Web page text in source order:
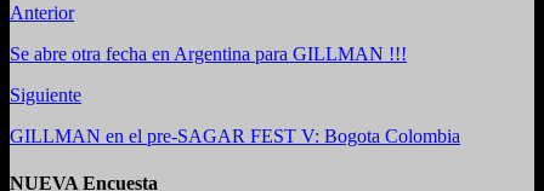
Anterior
Se abre otra fecha en Argentina para GILLMAN !!!
Siguiente
GILLMAN en el pre-SAGAR FEST V: Bogota Colombia
NUEVA Encuesta